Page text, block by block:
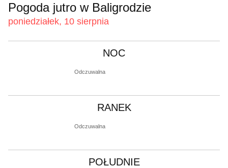
Pogoda jutro w Baligrodzie
poniedziałek, 10 sierpnia
NOC
Odczuwalna
RANEK
Odczuwalna
POŁUDNIE